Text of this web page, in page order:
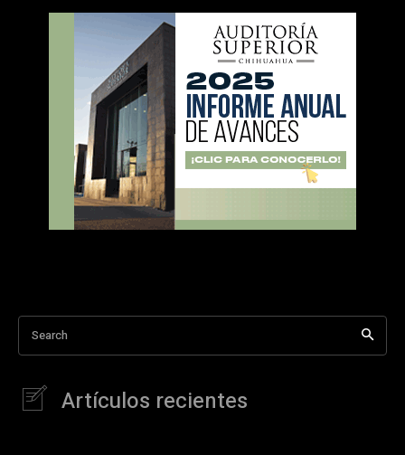
Search
Artículos recientes